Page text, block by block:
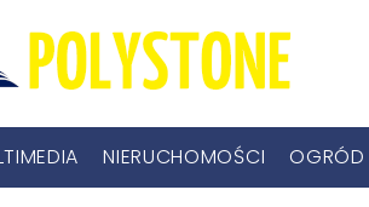
NIERUCHOMOŚCI OGRÓD